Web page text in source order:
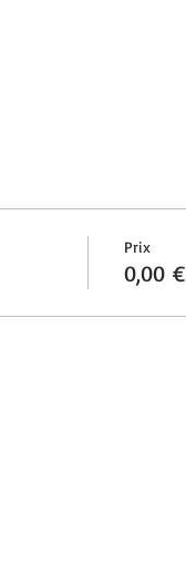
Prix
0,00 €